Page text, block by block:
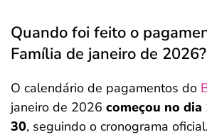
Quando foi feito o
Família de janeiro de 2026?
O calendário de pagamentos do
janeiro de 2026 começou no
30, seguindo o cronograma oficial.